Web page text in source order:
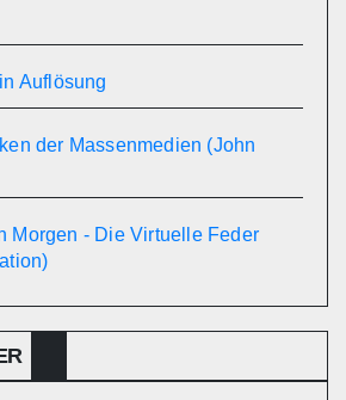
Auflösung
der Massenmedien (John
Morgen - Die Virtuelle Feder